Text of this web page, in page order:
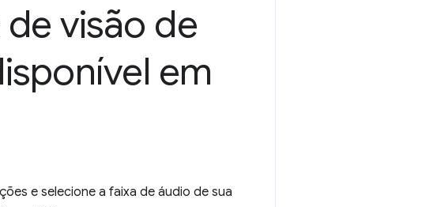
visão de
em
e selecione a faixa de áudio de sua